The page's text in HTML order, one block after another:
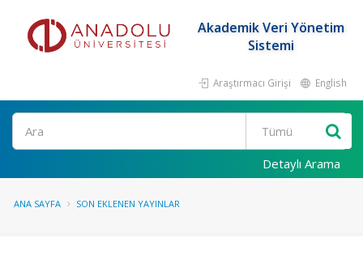
Akademik Veri Yönetim
Sistemi
Araştırmacı Girişi English
Ara
Detaylı Arama
ANA SAYFA SON EKLENEN YAYINLAR